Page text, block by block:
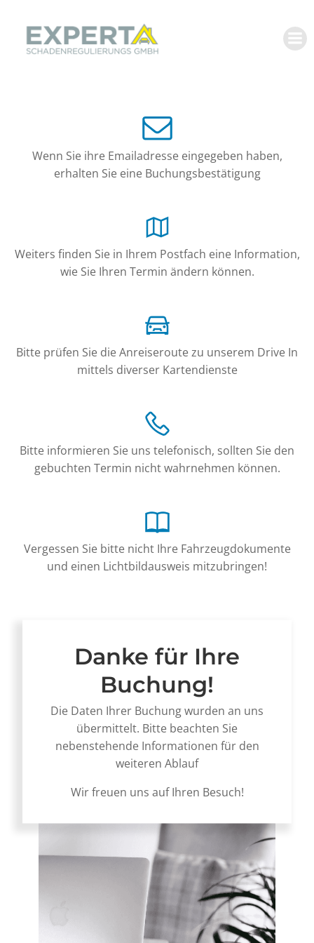
springen
Wenn Sie ihre Emailadresse eingegeben haben,
erhalten Sie eine Buchungsbestätigung
Weiters finden Sie in Ihrem Postfach eine Information,
wie Sie Ihren Termin ändern können.
Bitte prüfen Sie die Anreiseroute zu unserem Drive In
mittels diverser Kartendienste
Bitte informieren Sie uns telefonisch, sollten Sie den
gebuchten Termin nicht wahrnehmen können.
Vergessen Sie bitte nicht Ihre Fahrzeugdokumente
und einen Lichtbildausweis mitzubringen!
Danke für Ihre
Buchung!
Die Daten Ihrer Buchung wurden an uns
übermittelt. Bitte beachten Sie
nebenstehende Informationen für den
weiteren Ablauf
Wir freuen uns auf Ihren Besuch!